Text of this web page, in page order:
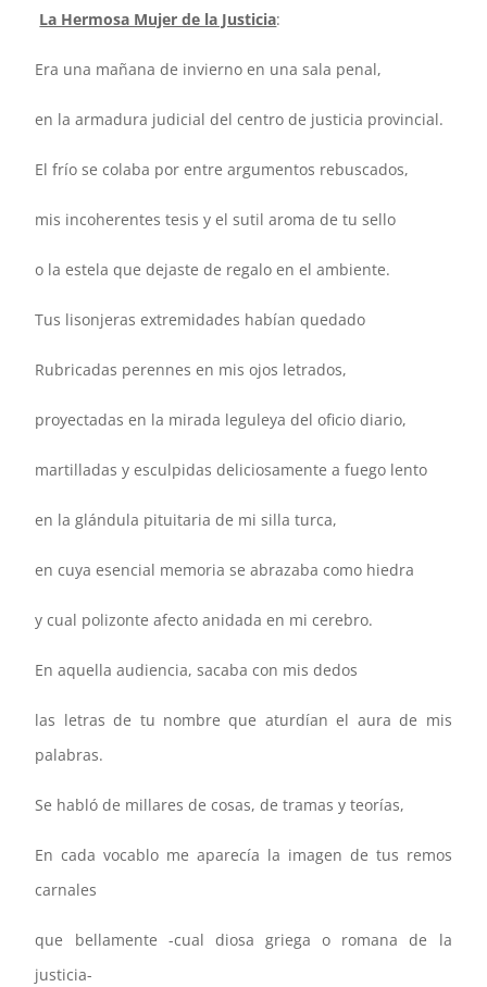
La Hermosa Mujer de la Justicia:
Era una mañana de invierno en una sala penal,
en la armadura judicial del centro de justicia provincial.
El frío se colaba por entre argumentos rebuscados,
mis incoherentes tesis y el sutil aroma de tu sello
o la estela que dejaste de regalo en el ambiente.
Tus lisonjeras extremidades habían quedado
Rubricadas perennes en mis ojos letrados,
proyectadas en la mirada leguleya del oficio diario,
martilladas y esculpidas deliciosamente a fuego lento
en la glándula pituitaria de mi silla turca,
en cuya esencial memoria se abrazaba como hiedra
y cual polizonte afecto anidada en mi cerebro.
En aquella audiencia, sacaba con mis dedos
las letras de tu nombre que aturdían el aura de mis
palabras.
Se habló de millares de cosas, de tramas y teorías,
En cada vocablo me aparecía la imagen de tus remos
carnales
que bellamente -cual diosa griega o romana de la
justicia-